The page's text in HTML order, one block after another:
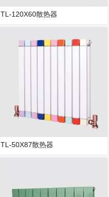
TL-120X60散热器
TL-50X87散热器